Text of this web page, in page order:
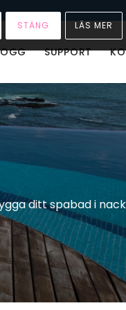
SUPPORT
ditt spabad i
STÄNG LÄS MER